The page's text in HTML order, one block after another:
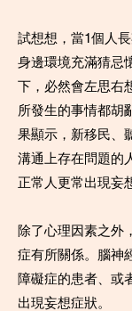
試想想，當1個人
身邊環境充滿猜忌
下，必然會左思右
所發生的事情都胡
果顯示，新移民、
溝通上存在問題的
正常人更常出現妄
除了心理因素之外
症有所關係。腦神
障礙症的患者、或
出現妄想症狀。